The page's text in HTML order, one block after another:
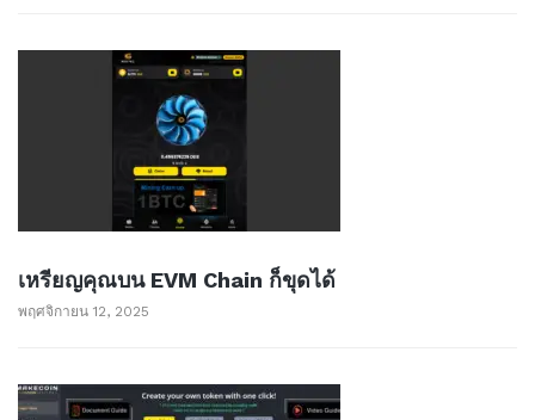
เหรียญคุณบน EVM Chain ก็ขุดได้
พฤศจิกายน 12, 2025